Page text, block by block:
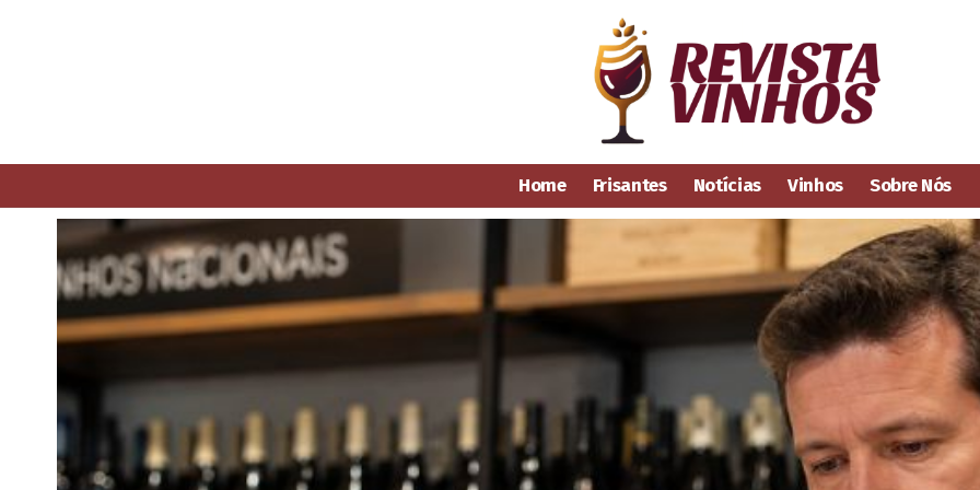
Home Frisantes Notícias Vinhos Sobre Nós